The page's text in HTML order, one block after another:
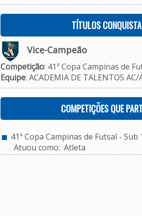
TÍTULOS
Vice-Campeão
Competição: 41ª Copa Campinas de
Equipe: ACADEMIA DE TALENTOS
COMPETIÇÕES QUE
41ª Copa Campinas de Futsal - Sub
Atuou como: Atleta